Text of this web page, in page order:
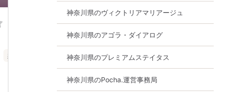
神奈川県 横浜駅周辺 横浜
神奈川県のヴィクトリアマリアージュ
神奈川県のアゴラ・ダイアログ
神奈川県のプレミアムステイタス
神奈川県のPocha.運営事務局